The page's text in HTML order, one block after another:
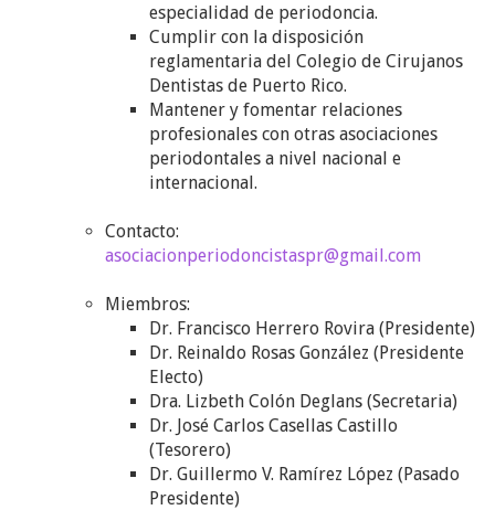
especialidad de periodoncia.
Cumplir con la disposición
reglamentaria del Colegio de Cirujanos
Dentistas de Puerto Rico.
Mantener y fomentar relaciones
profesionales con otras asociaciones
periodontales a nivel nacional e
internacional.
​Contacto:
asociacionperiodoncistaspr@gmail.com
Miembros:
Dr. Francisco Herrero Rovira (Presidente)
Dr. Reinaldo Rosas González (Presidente
Electo)
Dra. Lizbeth Colón Deglans (Secretaria)
Dr. José Carlos Casellas Castillo
(Tesorero)
Dr. Guillermo V. Ramírez López (Pasado
Presidente)